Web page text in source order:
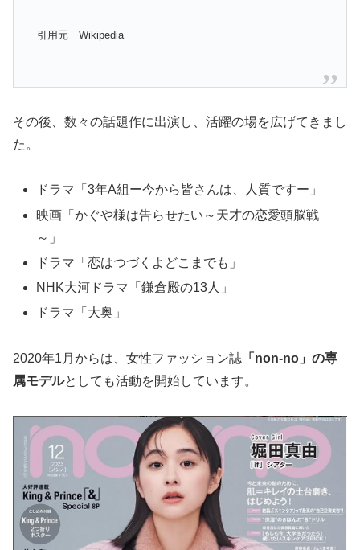
引用元 Wikipedia
その後、数々の話題作に出演し、活躍の場を広げてきまし
た。
ドラマ「3年A組ー今から皆さんは、人質ですー」
映画「かぐや様は告らせたい～天才の恋愛頭脳戦
～」
ドラマ「恋はつづくよどこまでも」
NHK大河ドラマ「鎌倉殿の13人」
ドラマ「大奥」
2020年1月からは、女性ファッション誌 「non-no」の専
属モデルとしても活動を開始しています。